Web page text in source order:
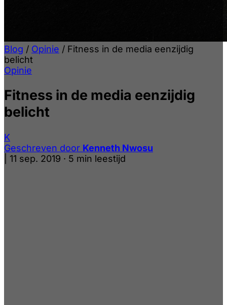
Blog / Opinie / Fitness in de media eenzijdig
belicht
Opinie
Fitness in de media eenzijdig
belicht
K
Geschreven door Kenneth Nwosu
11 sep. 2019 · 5 min leestijd